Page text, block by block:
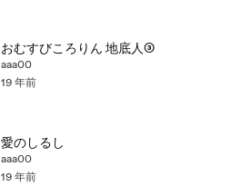
おむすびころりん 地底人③
aaa00
19 年前
愛のしるし
aaa00
19 年前